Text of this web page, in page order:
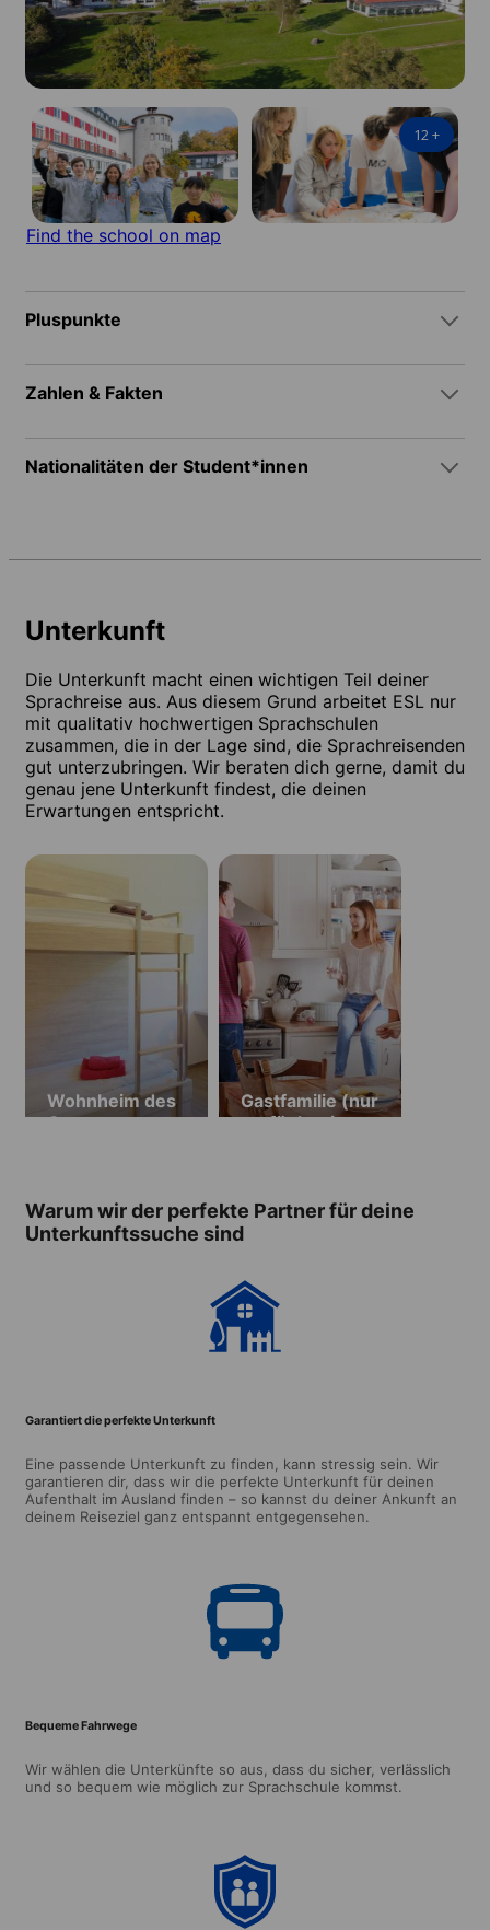
12+
Find the school on map
Pluspunkte
Zahlen & Fakten
Nationalitäten der Student*innen
Unterkunft
Die Unterkunft macht einen wichtigen Teil deiner
Sprachreise aus. Aus diesem Grund arbeitet ESL nur
mit qualitativ hochwertigen Sprachschulen
zusammen, die in der Lage sind, die Sprachreisenden
gut unterzubringen. Wir beraten dich gerne, damit du
genau jene Unterkunft findest, die deinen
Erwartungen entspricht.
Wohnheim des
Campus
Gastfamilie (nur
verfügbar im
Warum wir der perfekte Partner für deine
Unterkunftssuche sind
Garantiert die perfekte Unterkunft
Eine passende Unterkunft zu finden, kann stressig sein. Wir
garantieren dir, dass wir die perfekte Unterkunft für deinen
Aufenthalt im Ausland finden – so kannst du deiner Ankunft an
deinem Reiseziel ganz entspannt entgegensehen.
Bequeme Fahrwege
Wir wählen die Unterkünfte so aus, dass du sicher, verlässlich
und so bequem wie möglich zur Sprachschule kommst.